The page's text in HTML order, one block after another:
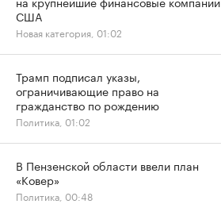
США
Новая категория, 01:02
Трамп подписал указы,
ограничивающие право на
гражданство по рождению
Политика, 01:02
В Пензенской области ввели план
«Ковер»
Политика, 00:48